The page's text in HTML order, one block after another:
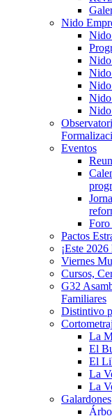
Nido
Nido
Nido
Nido
Nido
Nido
Eventos
Foro
Pactos
¡Este
Viernes
Cursos,
G32
Familiares
Distintivo
La
El
El
La
La
Galardones